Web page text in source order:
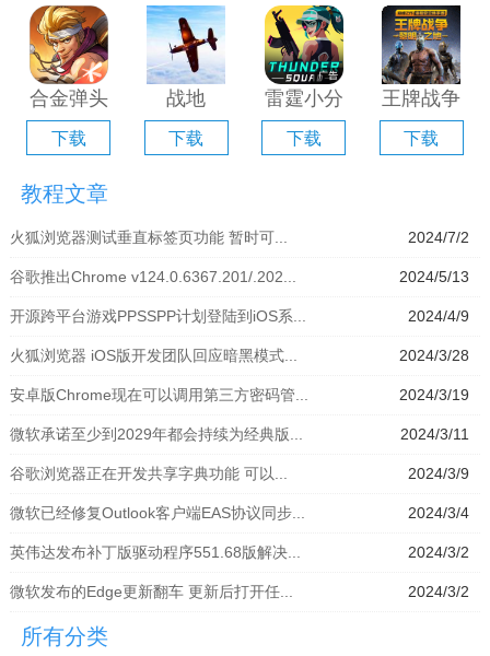
拟器」
器」
器」
器」
合金弹头
觉醒电脑
版「含模
拟器」
下载
战地
1939电
脑版「含
下载
雷霆小分
队电脑版
「含模拟
下载
王牌战争
手游电脑
版「含模
下载
教程文章
2024/7/2
火狐浏览器测试垂直标签页功能 暂时可...
2024/5/13
谷歌推出Chrome v124.0.6367.201/.202...
2024/4/9
开源跨平台游戏PPSSPP计划登陆到iOS系...
2024/3/28
火狐浏览器 iOS版开发团队回应暗黑模式...
2024/3/19
安卓版Chrome现在可以调用第三方密码管...
2024/3/11
微软承诺至少到2029年都会持续为经典版...
2024/3/9
谷歌浏览器正在开发共享字典功能 可以...
2024/3/4
微软已经修复Outlook客户端EAS协议同步...
2024/3/2
英伟达发布补丁版驱动程序551.68版解决...
2024/3/2
微软发布的Edge更新翻车 更新后打开任...
所有分类